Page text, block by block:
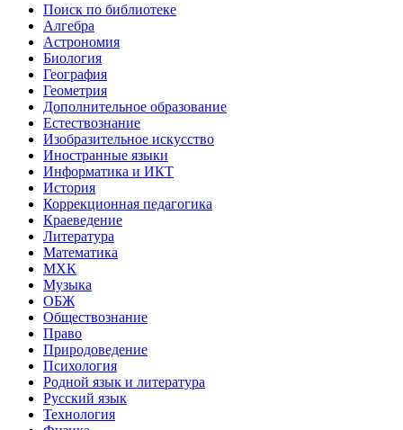
Поиск по библиотеке
Алгебра
Астрономия
Биология
География
Геометрия
Дополнительное образование
Естествознание
Изобразительное искусство
Иностранные языки
Информатика и ИКТ
История
Коррекционная педагогика
Краеведение
Литература
Математика
МХК
Музыка
ОБЖ
Обществознание
Право
Природоведение
Психология
Родной язык и литература
Русский язык
Технология